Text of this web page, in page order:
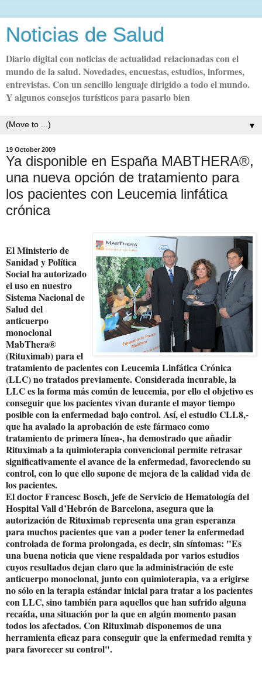
Noticias de Salud
Diario digital con noticias de actualidad relacionadas con el
mundo de la salud. Novedades, encuestas, estudios, informes,
entrevistas. Con un sencillo lenguaje dirigido a todo el mundo.
Y algunos consejos turísticos para pasarlo bien
▼
19 October 2009
Ya disponible en España MABTHERA®,
una nueva opción de tratamiento para
los pacientes con Leucemia linfática
crónica
El Ministerio de
Sanidad y Política
Social ha autorizado
el uso en nuestro
Sistema Nacional de
Salud del
anticuerpo
monoclonal
MabThera®
(Rituximab) para el
tratamiento de pacientes con Leucemia Linfática Crónica
(LLC) no tratados previamente. Considerada incurable, la
LLC es la forma más común de leucemia, por ello el objetivo es
conseguir que los pacientes vivan durante el mayor tiempo
posible con la enfermedad bajo control. Así, el estudio CLL8,-
que ha avalado la aprobación de este fármaco como
tratamiento de primera línea-, ha demostrado que añadir
Rituximab a la quimioterapia convencional permite retrasar
significativamente el avance de la enfermedad, favoreciendo su
control, con lo que ello supone de mejora de la calidad vida de
los pacientes.
El doctor Francesc Bosch, jefe de Servicio de Hematología del
Hospital Vall d’Hebrón de Barcelona, asegura que la
autorización de Rituximab representa una gran esperanza
para muchos pacientes que van a poder tener la enfermedad
controlada de forma prolongada, es decir, sin síntomas: "Es
una buena noticia que viene respaldada por varios estudios
cuyos resultados dejan claro que la administración de este
anticuerpo monoclonal, junto con quimioterapia, va a erigirse
no sólo en la terapia estándar inicial para tratar a los pacientes
con LLC, sino también para aquellos que han sufrido alguna
recaída, una situación por la que en algún momento pasan
todos los afectados. Con Rituximab disponemos de una
herramienta eficaz para conseguir que la enfermedad remita y
para favorecer su control".